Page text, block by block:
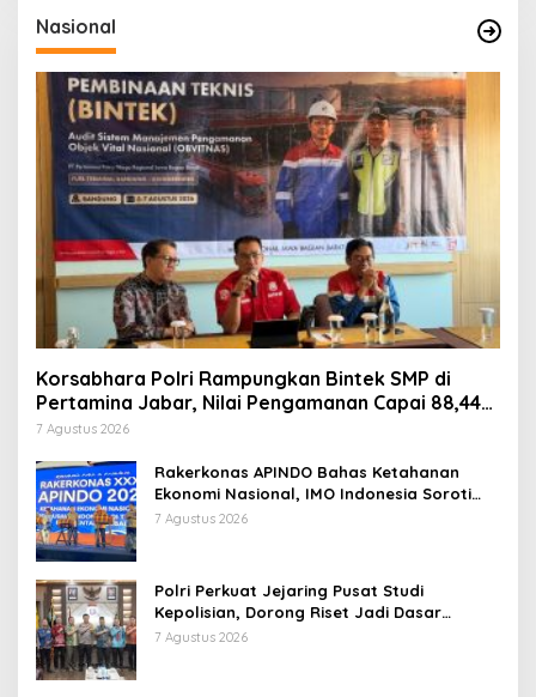
Nasional
Korsabhara Polri Rampungkan Bintek SMP di
Pertamina Jabar, Nilai Pengamanan Capai 88,44
Persen
7 Agustus 2026
Rakerkonas APINDO Bahas Ketahanan
Ekonomi Nasional, IMO Indonesia Soroti
Pentingnya Kolaborasi Lintas Sektor
7 Agustus 2026
Polri Perkuat Jejaring Pusat Studi
Kepolisian, Dorong Riset Jadi Dasar
Kebijakan dan Inovasi
7 Agustus 2026